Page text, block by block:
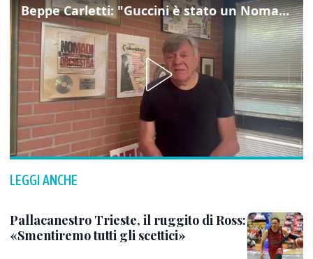
Beppe Carletti: "Guccini è stato un Nomade"
LEGGI ANCHE
Pallacanestro Trieste, il ruggito di Ross:
«Smentiremo tutti gli scettici»